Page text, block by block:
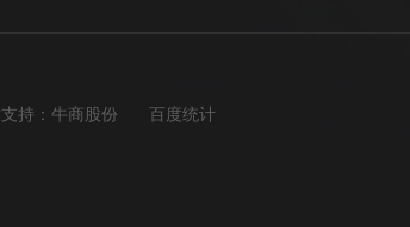
持： 牛商股份 百度统计